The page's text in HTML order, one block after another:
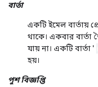
বার্তা
একটি ইমেল বার্তায়
থাকে। একবার বার্তা
যায় না। একটি বার্তা '
হয়।
পুশ বিজ্ঞপ্তি